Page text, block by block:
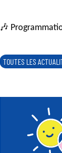
🎶
TOUTES LES